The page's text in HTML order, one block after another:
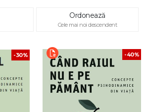
Ordonează
Cele mai noi descendent
-30% -40%